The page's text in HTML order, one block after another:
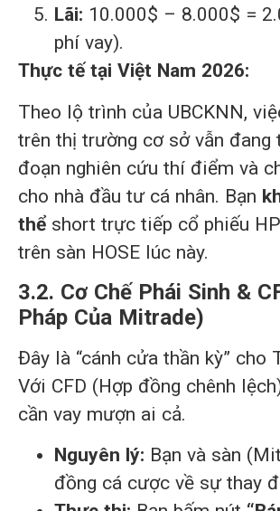
Lãi: 10.000$ – 8.000$ =
phí vay).
Thực tế tại Việt Nam 2026:
Theo lộ trình của UBCKNN,
trên thị trường cơ sở vẫn đang
đoạn nghiên cứu thí điểm và
cho nhà đầu tư cá nhân. Bạn
thểshort trực tiếp cổ phiếu
trên sàn HOSE lúc này.
3.2. Cơ Chế Phái Sinh &
Pháp Của Mitrade)
Đây là “cánh cửa thần kỳ” cho
Với CFD (Hợp đồng chênh
cần vay mượn ai cả.
Nguyên lý: Bạn và sàn
đồng cá cược về sự thay